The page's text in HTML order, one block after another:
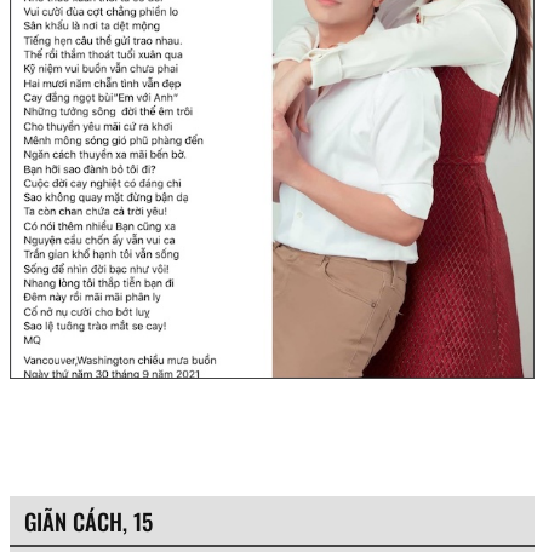
GIÃN CÁCH, 15